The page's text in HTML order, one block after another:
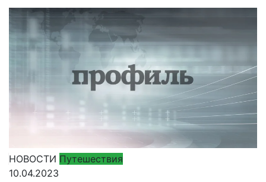
НОВОСТИ Путешествия
10.04.2023